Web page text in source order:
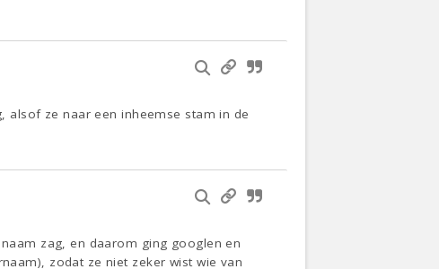
alsof ze naar een inheemse stam in de
zag, en daarom ging googlen en
zodat ze niet zeker wist wie van